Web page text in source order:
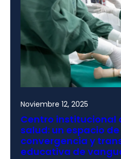
Noviembre 12, 2025
Centro institucional
salud: un espacio
convergencia y
educativa de